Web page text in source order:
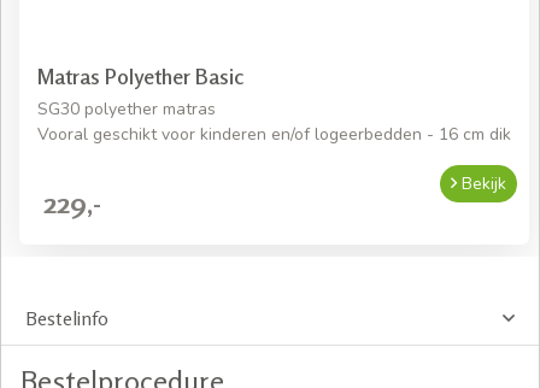
Matras Polyether Basic
SG30 polyether matras
Vooral geschikt voor kinderen en/of logeerbedden - 16 cm dik
229,-
Bekijk
Bestelinfo